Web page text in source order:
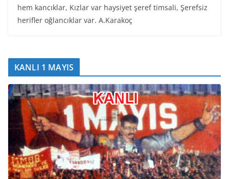
hem kancıklar, Kızlar var haysiyet şeref timsali, Şerefsiz
herifler oğlancıklar var. A.Karakoç
KANLI 1 MAYIS